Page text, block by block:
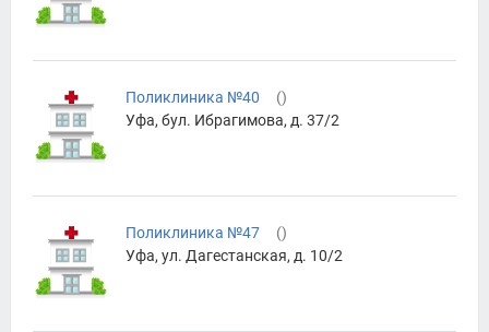
Поликлиника №40 ()
Уфа, бул. Ибрагимова, д. 37/2
Поликлиника №47 ()
Уфа, ул. Дагестанская, д. 10/2